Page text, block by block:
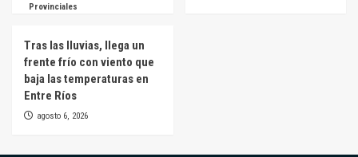
Provinciales
Tras las lluvias, llega un
frente frío con viento que
baja las temperaturas en
Entre Ríos
agosto 6, 2026